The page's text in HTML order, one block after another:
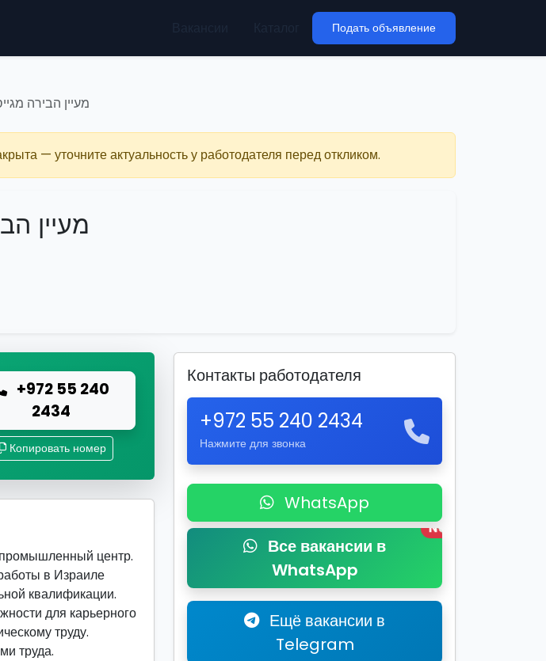
Подать объявление
מעיין הבירה
— уточните актуальность у работодателя перед откликом.
מעיין
+972 55 240
2434
Копировать номер
центр.
в Израиле
квалификации.
для карьерного
труду.
труда.
Контакты работодателя
+972 55 240 2434
Нажмите для звонка
WhatsApp
Все вакансии в
WhatsApp
New
Ещё вакансии в
Telegram